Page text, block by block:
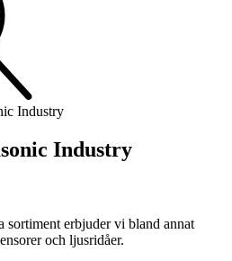
Se alla leverantörer
Industry
Industry
sortiment erbjuder vi bland annat
och ljusridåer.